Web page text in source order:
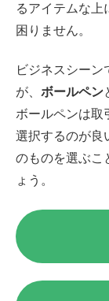
るアイテムな上
困りません。
ビジネスシー
が、 ボールペン
ボールペンは取
選択するのが良
のものを選ぶこ
ょう。